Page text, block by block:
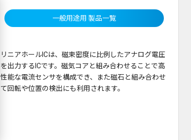
一般用途用 製品一覧
リニアホールICは、磁束密度に比例したアナログ電圧
を出力するICです。磁気コアと組み合わせることで高
性能な電流センサを構成でき、また磁石と組み合わせ
て回転や位置の検出にも利用されます。